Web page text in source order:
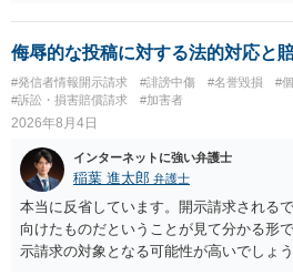
侮辱的な投稿に対する法的対応と
#発信者情報開示請求 #誹謗中傷 #名誉毀損
#
#訴訟・損害賠償請求
#加害者
2026年8月4日
インターネットに強い弁護士
稲葉 進太郎 弁護士
本当に反省しています。開示請求される
向けたものだということが見て分かる形
示請求の対象となる可能性が高いでしょ